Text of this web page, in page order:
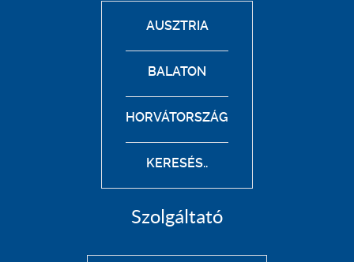
AUSZTRIA
BALATON
HORVÁTORSZÁG
KERESÉS..
Szolgáltató